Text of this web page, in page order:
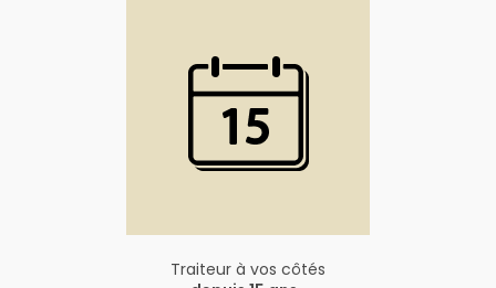
Traiteur à vos côtés